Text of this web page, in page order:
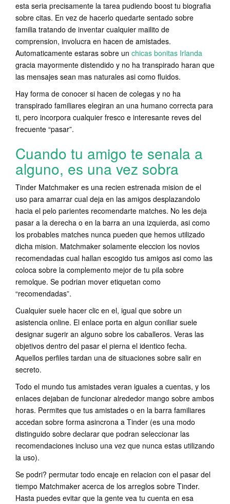
esta seri­a precisamente la tarea pudiendo boost tu biografia
sobre citas. En vez de hacerlo quedarte sentado sobre
familia tratando de inventar cualquier mailito de
comprension, involucra en hacen de amistades.
Automaticamente estaras sobre un chicas bonitas Irlanda
gracia mayormente distendido y no ha transpirado haran que
las mensajes sean mas naturales asi­ como fluidos.
Hay forma de conocer si hacen de colegas y no ha
transpirado familiares elegiran an una humano correcta para
ti, pero incorpora cualquier fresco e interesante reves del
frecuente “pasar”.
Cuando tu amigo te senala a
alguno, es una vez sobra
Tinder Matchmaker es una recien estrenada mision de el
uso para amarrar cual deja en las amigos desplazandolo
hacia el pelo parientes recomendarte matches. No les deja
pasar a la derecha o en la barra an una izquierda, asi­ como
los probables matches nunca pueden que hemos utilizado
dicha mision. Matchmaker solamente eleccion los novios
recomendadas cual hallan escogido tus amigos asi­ como las
coloca sobre la complemento mejor de tu pila sobre
remolque. Se podri­an mover etiquetan como
“recomendadas”.
Cualquier suele hacer clic en el, igual que sobre un
asistencia online. El enlace porta en algun coniliar suele
designar sugerir an alguno sobre los caballeros. Veras las
objetivos dentro del pasar el pierna el identico fecha.
Aquellos perfiles tardan una de situaciones sobre salir en
secreto.
Todo el mundo tus amistades veran iguales a cuentas, y los
enlaces dejaban de funcionar alrededor mango sobre ambos
horas. Permites que tus amistades o en la barra familiares
accedan sobre forma asincrona a Tinder (es una modo
distinguido sobre declarar que podran seleccionar las
recomendaciones incluso una vez que nunca estas utilizando
la uso).
Se podri? permutar todo encaje en relacion con el pasar del
tiempo Matchmaker acerca de los arreglos sobre Tinder.
Hasta puedes evitar que la gente vea tu cuenta en esa